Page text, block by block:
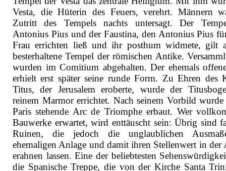
Vesta, die Hüterin des Feuers, verehrt. Männern
Zutritt des Tempels nachts untersagt. Der
Antonius Pius und der Faustina, den Antonius Pius
Frau errichten ließ und ihr posthum widmete, gilt
besterhaltene Tempel der römischen Antike.
wurden im Comitium abgehalten. Der ehemals
erhielt erst später seine runde Form. Zu Ehren des
Titus, der Jerusalem eroberte, wurde der
reinem Marmor errichtet. Nach seinem Vorbild
Paris stehende Arc de Triomphe erbaut. Wer
Bauwerke erwartet, wird enttäuscht sein: Übrig sind
Ruinen, die jedoch die unglaublichen
ehemaligen Anlage und damit ihren Stellenwert in der
erahnen lassen. Eine der beliebtesten
die Spanische Treppe, die von der Kirche Santa